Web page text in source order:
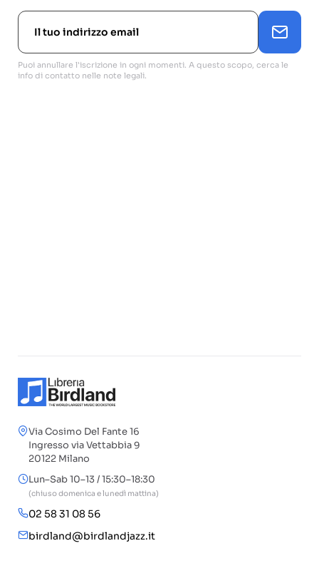
Puoi annullare l'iscrizione in ogni momenti. A questo scopo, cerca le
info di contatto nelle note legali.
Via Cosimo Del Fante 16
Ingresso via Vettabbia 9
20122 Milano
Lun–Sab 10–13 / 15:30–18:30
(chiuso domenica e lunedì mattina)
02 58 31 08 56
birdland@birdlandjazz.it